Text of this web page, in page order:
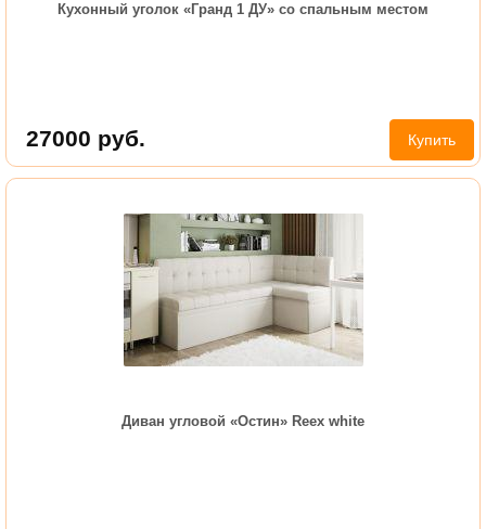
Кухонный уголок «Гранд 1 ДУ» со спальным местом
27000 руб. Купить
Диван угловой «Остин» Reex white